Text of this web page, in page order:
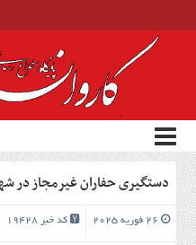
خانه
شهرستان
راور
درباره
ما
دستگیری حفاران غیرمجاز در
کد خبر 19428